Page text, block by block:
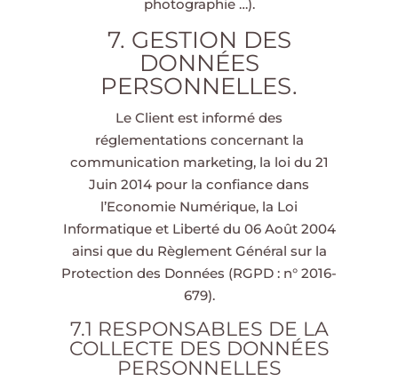
photographie …).
7. GESTION DES
DONNÉES
PERSONNELLES.
Le Client est informé des
réglementations concernant la
communication marketing, la loi du 21
Juin 2014 pour la confiance dans
l’Economie Numérique, la Loi
Informatique et Liberté du 06 Août 2004
ainsi que du Règlement Général sur la
Protection des Données (RGPD : n° 2016-
679).
7.1 RESPONSABLES DE LA
COLLECTE DES DONNÉES
PERSONNELLES